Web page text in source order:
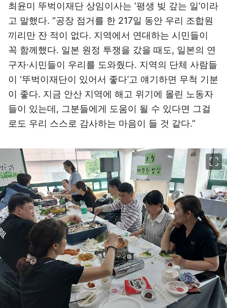
최윤미 뚜벅이재단 상임이사는 ‘평생 빚 갚는 일’이라
고 말했다. “공장 점거를 한 217일 동안 우리 조합원
끼리만 잔 적이 없다. 지역에서 연대하는 시민들이
꼭 함께했다. 일본 원정 투쟁을 갔을 때도, 일본의 연
구자·시민들이 우리를 도와줬다. 지역의 단체 사람들
이 ‘뚜벅이재단이 있어서 좋다’고 얘기하면 무척 기분
이 좋다. 지금 안산 지역에 해고 위기에 몰린 노동자
들이 있는데, 그분들에게 도움이 될 수 있다면 그걸
로도 우리 스스로 감사하는 마음이 들 것 같다.”